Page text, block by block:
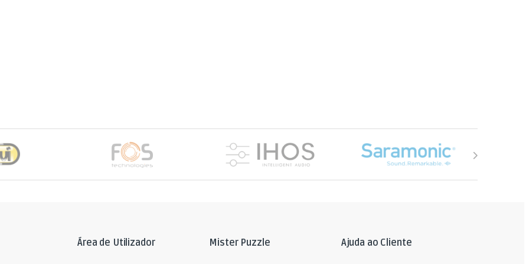
Área de Utilizador Mister Puzzle Ajuda ao Cliente